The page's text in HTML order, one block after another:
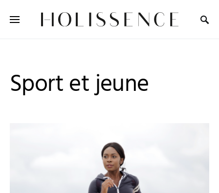
Sport et jeune